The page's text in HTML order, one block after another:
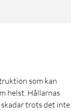
som kan
helst. Hållarnas
trots det inte